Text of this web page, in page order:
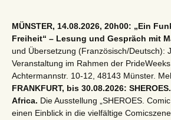
MÜNSTER, 14.08.2026, 20h00: „Ein
Freiheit“ – Lesung und Gespräch mit
und Übersetzung (Französisch/Deutsch):
Veranstaltung im Rahmen der
Achtermannstr. 10-12, 48143 Münster.
FRANKFURT, bis 30.08.2026:
Africa. Die Ausstellung „SHEROES.
einen Einblick in die vielfältige